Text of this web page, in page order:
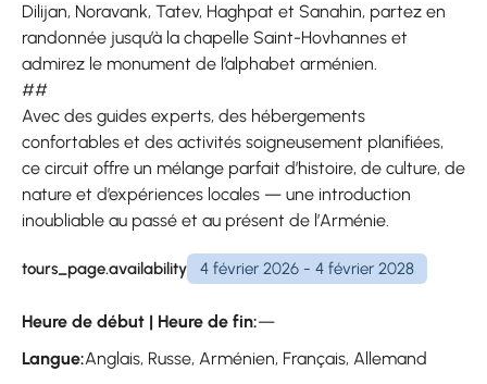
Dilijan, Noravank, Tatev, Haghpat et Sanahin, partez en
randonnée jusqu’à la chapelle Saint-Hovhannes et
admirez le monument de l’alphabet arménien.
##
Avec des guides experts, des hébergements
confortables et des activités soigneusement planifiées,
ce circuit offre un mélange parfait d’histoire, de culture, de
nature et d’expériences locales — une introduction
inoubliable au passé et au présent de l’Arménie.
tours_page.availability 4 février 2026 - 4 février 2028
Heure de début | Heure de fin:—
Langue:Anglais, Russe, Arménien, Français, Allemand